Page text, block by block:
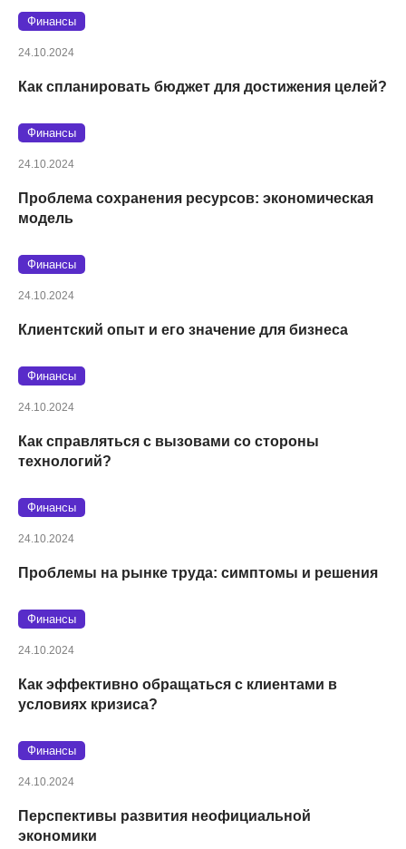
Финансы
24.10.2024
Как спланировать бюджет для достижения целей?
Финансы
24.10.2024
Проблема сохранения ресурсов: экономическая
модель
Финансы
24.10.2024
Клиентский опыт и его значение для бизнеса
Финансы
24.10.2024
Как справляться с вызовами со стороны
технологий?
Финансы
24.10.2024
Проблемы на рынке труда: симптомы и решения
Финансы
24.10.2024
Как эффективно обращаться с клиентами в
условиях кризиса?
Финансы
24.10.2024
Перспективы развития неофициальной
экономики